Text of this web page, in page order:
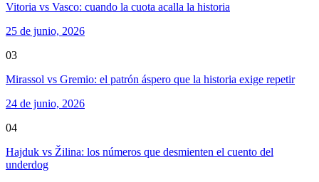
Vitoria vs Vasco: cuando la cuota acalla la historia
25 de junio, 2026
03
Mirassol vs Gremio: el patrón áspero que la historia exige repetir
24 de junio, 2026
04
Hajduk vs Žilina: los números que desmienten el cuento del
underdog